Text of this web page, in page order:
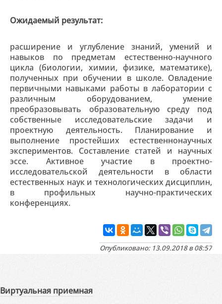
Ожидаемый результат:
расширение и углубление знаний, умений и
навыков по предметам естественно-научного
цикла (биологии, химии, физике, математике),
полученных при обучении в школе. Овладение
первичными навыками работы в лаборатории с
различным оборудованием, умение
преобразовывать образовательную среду под
собственные исследовательские задачи и
проектную деятельность. Планирование и
выполнение простейших естественнонаучных
экспериментов. Составление статей и научных
эссе. Активное участие в проектно-
исследовательской деятельности в области
естественных наук и технологических дисциплин,
в профильных научно-практических
конференциях.
Опубликовано: 13.09.2018 в 08:57
Виртуальная приемная